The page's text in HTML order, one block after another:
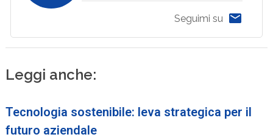
Seguimi su
Leggi anche:
Tecnologia sostenibile: leva strategica per il
futuro aziendale